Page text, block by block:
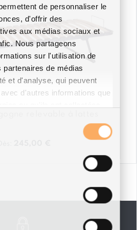
de personnaliser le
d'offrir des
aux médias sociaux et
Nous partageons
sur l'utilisation de
partenaires de médias
et d'analyse, qui peuvent
d'autres informations que